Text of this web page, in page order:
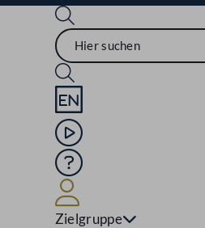
Sprache English
Mediathek
Hilfe
Zielgruppe